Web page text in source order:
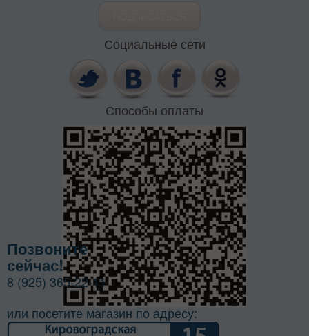
Социальные сети
Способы оплаты
Позвоните
сейчас!
8 (925) 365-22-11
или посетите магазин по адресу: